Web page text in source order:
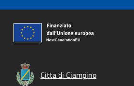
Citta di Ciampino